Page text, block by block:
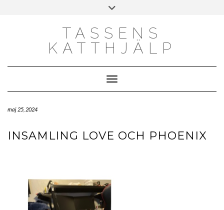
Toggle
TASSENS
KATTHJÄLP
Toggle Navigation
maj 25, 2024
INSAMLING LOVE OCH PHOENIX